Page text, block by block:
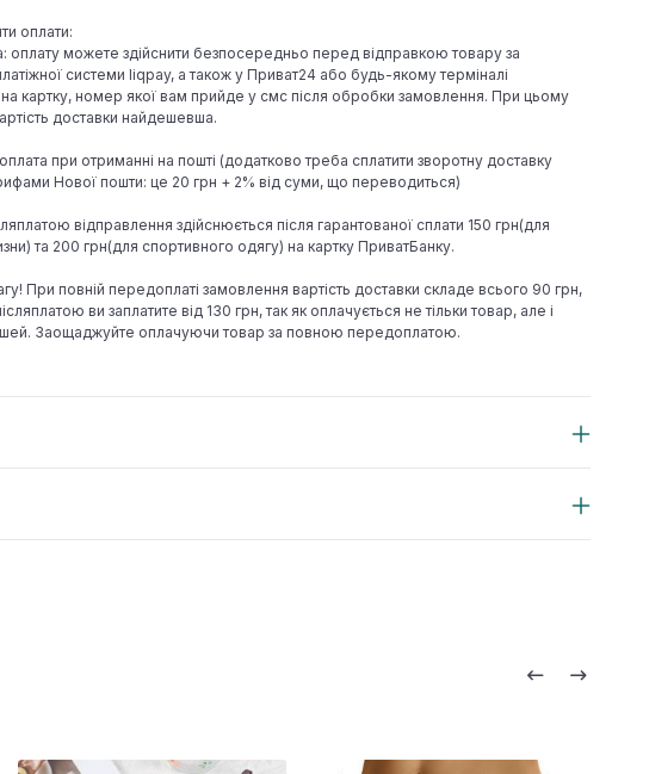
оплати:
оплату можете здійснити безпосередньо перед відправкою товару за
системи liqpay, а також у Приват24 або будь-якому терміналі
картку, номер якої вам прийде у смс після обробки замовлення. При цьому
доставки найдешевша.
при отриманні на пошті (додатково треба сплатити зворотну доставку
Нової пошти: це 20 грн + 2% від суми, що переводиться)
відправлення здійснюється після гарантованої сплати 150 грн(для
та 200 грн(для спортивного одягу) на картку ПриватБанку.
При повній передоплаті замовлення вартість доставки складе всього 90 грн,
ви заплатите від 130 грн, так як оплачується не тільки товар, але і
Заощаджуйте оплачуючи товар за повною передоплатою.